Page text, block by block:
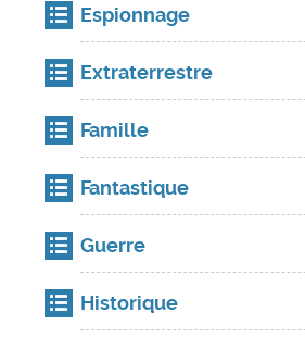
Espionnage
Extraterrestre
Famille
Fantastique
Guerre
Historique